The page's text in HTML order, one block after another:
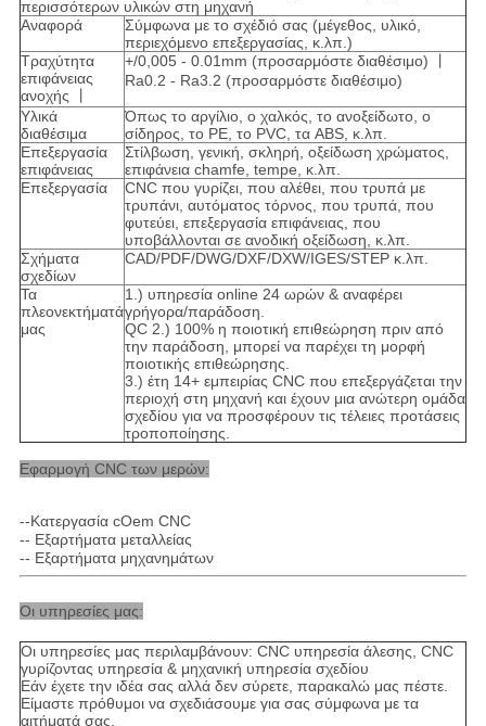
περισσότερων υλικών στη μηχανή
Αναφορά
Σύμφωνα με το σχέδιό σας (μέγεθος, υλικό,
περιεχόμενο επεξεργασίας, κ.λπ.)
Τραχύτητα
επιφάνειας
ανοχής 丨
+/0,005 - 0.01mm (προσαρμόστε διαθέσιμο) 丨
Ra0.2 - Ra3.2 (προσαρμόστε διαθέσιμο)
Υλικά
διαθέσιμα
Όπως το αργίλιο, ο χαλκός, το ανοξείδωτο, ο
σίδηρος, το PE, το PVC, τα ABS, κ.λπ.
Επεξεργασία
επιφάνειας
Στίλβωση, γενική, σκληρή, οξείδωση χρώματος,
επιφάνεια chamfe, tempe, κ.λπ.
Επεξεργασία
CNC που γυρίζει, που αλέθει, που τρυπά με
τρυπάνι, αυτόματος τόρνος, που τρυπά, που
φυτεύει, επεξεργασία επιφάνειας, που
υποβάλλονται σε ανοδική οξείδωση, κ.λπ.
Σχήματα
σχεδίων
CAD/PDF/DWG/DXF/DXW/IGES/STEP κ.λπ.
Τα
πλεονεκτήματά
μας
1.) υπηρεσία online 24 ωρών & αναφέρει
γρήγορα/παράδοση.
QC 2.) 100% η ποιοτική επιθεώρηση πριν από
την παράδοση, μπορεί να παρέχει τη μορφή
ποιοτικής επιθεώρησης.
3.) έτη 14+ εμπειρίας CNC που επεξεργάζεται την
περιοχή στη μηχανή και έχουν μια ανώτερη ομάδα
σχεδίου για να προσφέρουν τις τέλειες προτάσεις
τροποποίησης.
Εφαρμογή CNC των μερών:
--Κατεργασία cOem CNC
-- Εξαρτήματα μεταλλείας
-- Εξαρτήματα μηχανημάτων
Οι υπηρεσίες μας:
Οι υπηρεσίες μας περιλαμβάνουν: CNC υπηρεσία άλεσης, CNC
γυρίζοντας υπηρεσία & μηχανική υπηρεσία σχεδίου
Εάν έχετε την ιδέα σας αλλά δεν σύρετε, παρακαλώ μας πέστε.
Είμαστε πρόθυμοι να σχεδιάσουμε για σας σύμφωνα με τα
αιτήματά σας.